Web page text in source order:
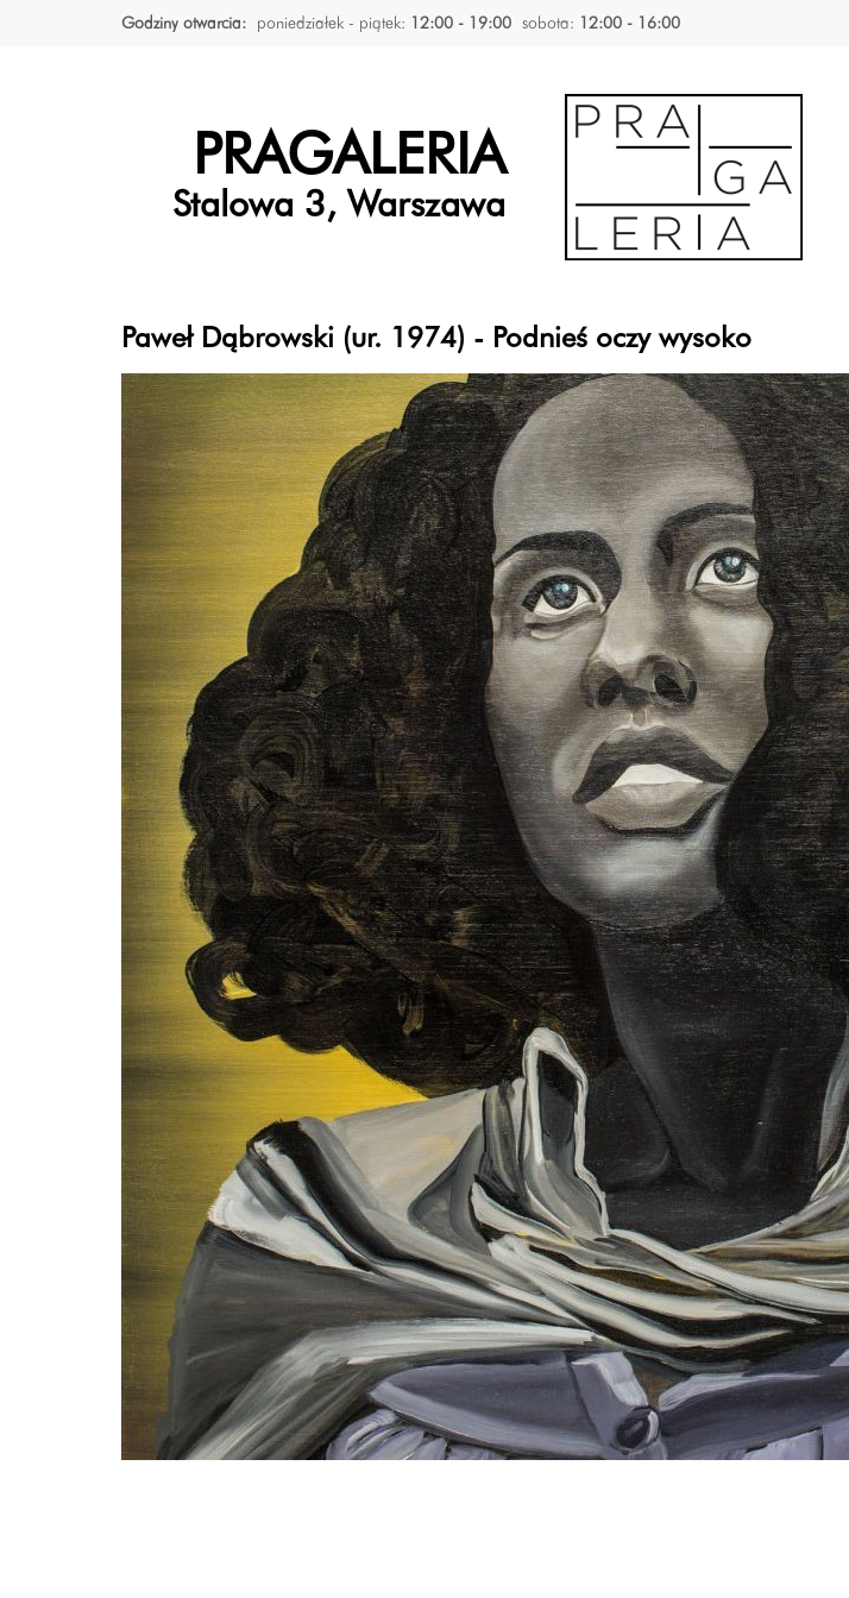
Godziny otwarcia: poniedziałek - piątek: 12:00 - 19:00 sobota: 12:00 - 16:00
PRAGALERIA
Stalowa 3, Warszawa
Paweł Dąbrowski (ur. 1974) - Podnieś oczy wysoko